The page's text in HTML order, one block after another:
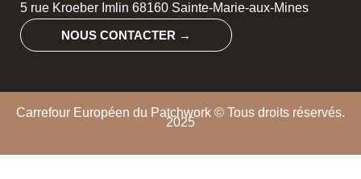
5 rue Kroeber Imlin 68160 Sainte-Marie-aux-Mines
NOUS CONTACTER →
Carrefour Européen du Patchwork © Tous droits réservés.
2025